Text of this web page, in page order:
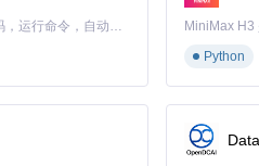
程以便复习。通过N_m3u8DL-RE
--save-name "数据结构与算法"
从单线程的4小时缩短至1.5小时。
Claude Code 的开源替代方案。连接任意大模型，编辑代码，运行命令，自动验证 — 全自动执行。用 Rust 构建，极致性能。 ｜ An open-source alternative to Claude Code. Connect any LLM, edit code, run commands, and verify changes — autonomously. Built in Rust for speed. Get Started
Python